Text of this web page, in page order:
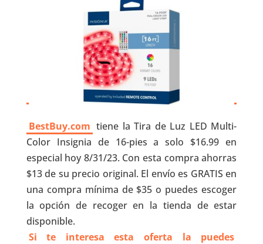
BestBuy.com tiene la Tira de Luz LED Multi-
Color Insignia de 16-pies a solo $16.99 en
especial hoy 8/31/23. Con esta compra ahorras
$13 de su precio original. El envío es GRATIS en
una compra mínima de $35 o puedes escoger
la opción de recoger en la tienda de estar
disponible.
Si te interesa esta oferta la puedes